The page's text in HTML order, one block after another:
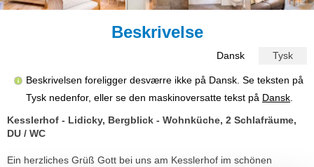
Beskrivelse
Dansk Tysk
Beskrivelsen foreligger desværre ikke på Dansk. Se teksten på
Tysk nedenfor, eller se den maskinoversatte tekst på Dansk.
Kesslerhof - Lidicky, Bergblick - Wohnküche, 2 Schlafräume,
DU / WC
Ein herzliches Grüß Gott bei uns am Kesslerhof im schönen